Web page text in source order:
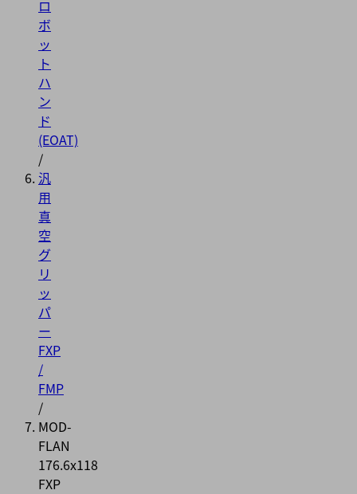
ロ
ボ
ッ
ト
ハ
ン
ド
(EOAT)
/
汎
用
真
空
グ
リ
ッ
パ
ー
FXP
/
FMP
/
MOD-
FLAN
176.6x118
FXP